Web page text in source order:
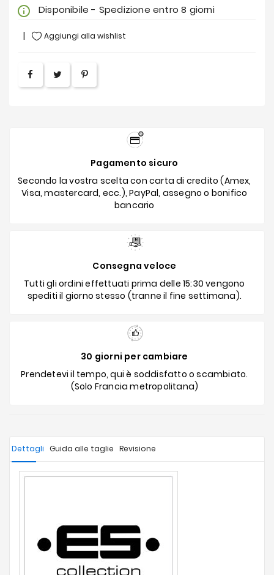
info_outline Disponibile - Spedizione entro 8 giorni
Aggiungi alla wishlist
Pagamento sicuro
Secondo la vostra scelta con carta di credito (Amex,
Visa, mastercard, ecc.), PayPal, assegno o bonifico
bancario
Consegna veloce
Tutti gli ordini effettuati prima delle 15:30 vengono
spediti il giorno stesso (tranne il fine settimana).
30 giorni per cambiare
Prendetevi il tempo, qui è soddisfatto o scambiato.
(Solo Francia metropolitana)
Dettagli Guida alle taglie Revisione